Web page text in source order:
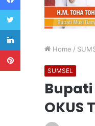
Home /
SUMSEL
Bupati
OKUS
Twitter
LinkedIn
Pinterest